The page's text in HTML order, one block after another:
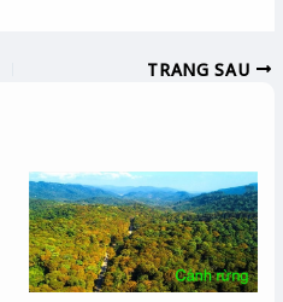
TRANG SAU